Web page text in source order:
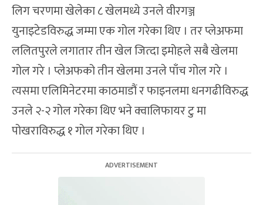
लिग चरणमा खेलेका ८ खेलमध्ये उनले वीरगञ्ज
युनाइटेडविरुद्ध जम्मा एक गोल गरेका थिए । तर प्लेअफमा
ललितपुरले लगातार तीन खेल जित्दा इमोहले सबै खेलमा
गोल गरे । प्लेअफको तीन खेलमा उनले पाँच गोल गरे ।
त्यसमा एलिमिनेटरमा काठमाडौं र फाइनलमा धनगढीविरुद्ध
उनले २-२ गोल गरेका थिए भने क्वालिफायर टु मा
पोखराविरुद्ध १ गोल गरेका थिए ।